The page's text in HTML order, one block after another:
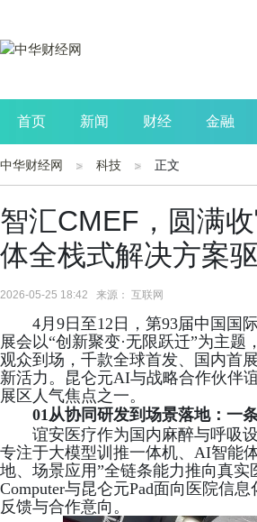
首页 新闻 财经 金融
公司 生活 读书
中华财经网 科技 正文
智汇CMEF，圆满
体全栈式解决方案
2026-05-25 18:42 来源： 互联网
4月9日至12日，第93届中国国
展会以“创新聚变·无限跃迁”为主
观众到场，千款全球首发、国内首
新活力。昆仑元AI与战略合作伙伴
展区人气焦点之一。
01从协同研发到场景落地：一
谊安医疗作为国内麻醉与呼吸
专注于大模型训推一体机、AI智能
地、场景应用”全链条能力推向真
Computer与昆仑元Pad面向医院信
反馈与合作意向。